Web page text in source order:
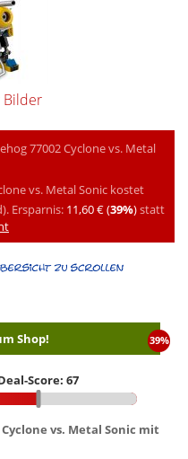
Bilder
77002 Cyclone vs. Metal
vs. Metal Sonic kostet
Ersparnis: 11,60 € (39%)statt
39%
Shop!
Score: 67
Cyclone vs. Metal Sonic mit